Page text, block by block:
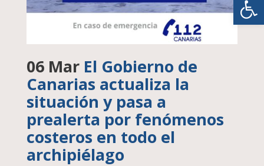
06 MarEl Gobierno de
Canarias actualiza la
situación y pasa a
prealerta por fenómenos
costeros en todo el
archipiélago